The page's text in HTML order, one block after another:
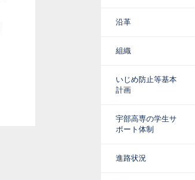
沿革
組織
いじめ防止等基本
計画
宇部高専の学生サ
ポート体制
進路状況